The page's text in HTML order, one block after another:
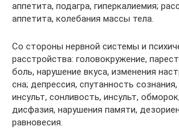
аппетита, подагра, гиперкалиемия;
аппетита, колебания массы тела.
Со стороны нервной системы и
расстройства: головокружение,
боль, нарушение вкуса, изменения
сна; депрессия, спутанность
инсульт, сонливость, инсульт,
дисфазия, нарушения памяти,
равновесия.